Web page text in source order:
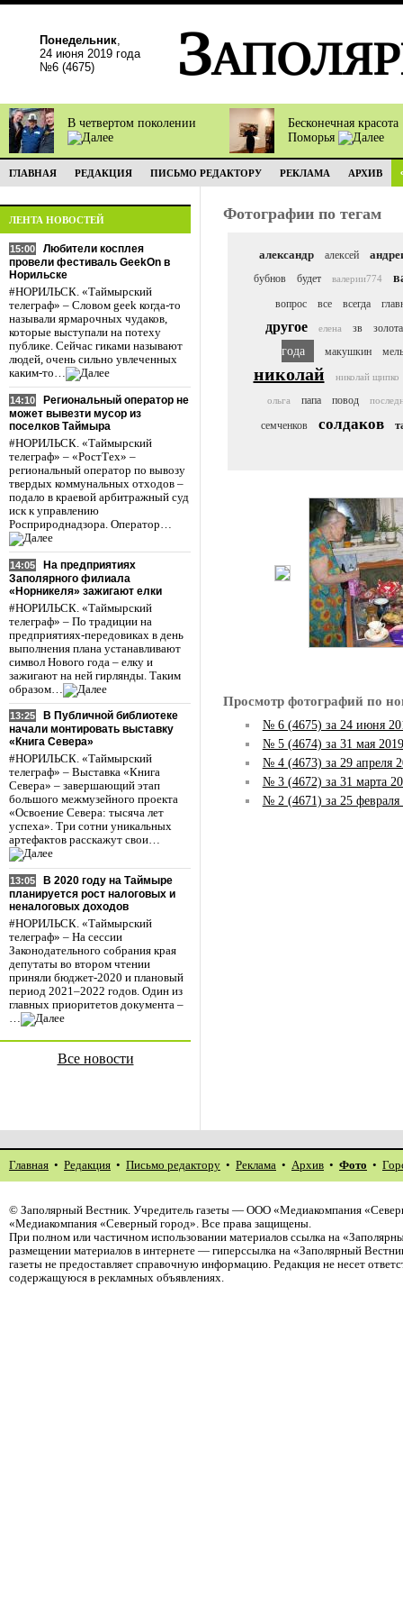
Понедельник,
24 июня 2019 года
№6 (4675)
В четвертом поколении
Бесконечная красота
Поморья
ГЛАВНАЯ РЕДАКЦИЯ ПИСЬМО РЕДАКТОРУ РЕКЛАМА АРХИВ
ЛЕНТА НОВОСТЕЙ
15:00
Любители косплея
провели фестиваль GeekOn в
Норильске
#НОРИЛЬСК. «Таймырский
телеграф» – Словом geek когда-то
называли ярмарочных чудаков,
которые выступали на потеху
публике. Сейчас гиками называют
людей, очень сильно увлеченных
каким-то…
14:10
Региональный оператор не
может вывезти мусор из
поселков Таймыра
#НОРИЛЬСК. «Таймырский
телеграф» – «РостТех» –
региональный оператор по вывозу
твердых коммунальных отходов –
подало в краевой арбитражный суд
иск к управлению
Росприроднадзора. Оператор…
14:05
На предприятиях
Заполярного филиала
«Норникеля» зажигают елки
#НОРИЛЬСК. «Таймырский
телеграф» – По традиции на
предприятиях-передовиках в день
выполнения плана устанавливают
символ Нового года – елку и
зажигают на ней гирлянды. Таким
образом…
13:25
В Публичной библиотеке
начали монтировать выставку
«Книга Севера»
#НОРИЛЬСК. «Таймырский
телеграф» – Выставка «Книга
Севера» – завершающий этап
большого межмузейного проекта
«Освоение Севера: тысяча лет
успеха». Три сотни уникальных
артефактов расскажут свои…
13:05
В 2020 году на Таймыре
планируется рост налоговых и
неналоговых доходов
#НОРИЛЬСК. «Таймырский
телеграф» – На сессии
Законодательного собрания края
депутаты во втором чтении
приняли бюджет-2020 и плановый
период 2021–2022 годов. Один из
главных приоритетов документа –
…
Все новости
Фотографии по тегам
александр алексей
бубнов будет валерии774
вопрос все всегда
другое елена зв
года макушкин
николай николай щипко
ольга папа повод
семченков солдаков
Просмотр фотографий по
№ 6 (4675) за 24 июня
№ 5 (4674) за 31 мая
№ 4 (4673) за 29 апреля
№ 3 (4672) за 31 марта
№ 2 (4671) за 25 февраля
Главная • Редакция • Письмо редактору • Реклама • Архив • Фото •
© Заполярный Вестник. Учредитель газеты — ООО «Медиакомпания
«Медиакомпания «Северный город». Все права защищены.
При полном или частичном использовании материалов ссылка на
размещении материалов в интернете — гиперссылка на «Заполярный
газеты не предоставляет справочную информацию. Редакция не несет
содержащуюся в рекламных объявлениях.